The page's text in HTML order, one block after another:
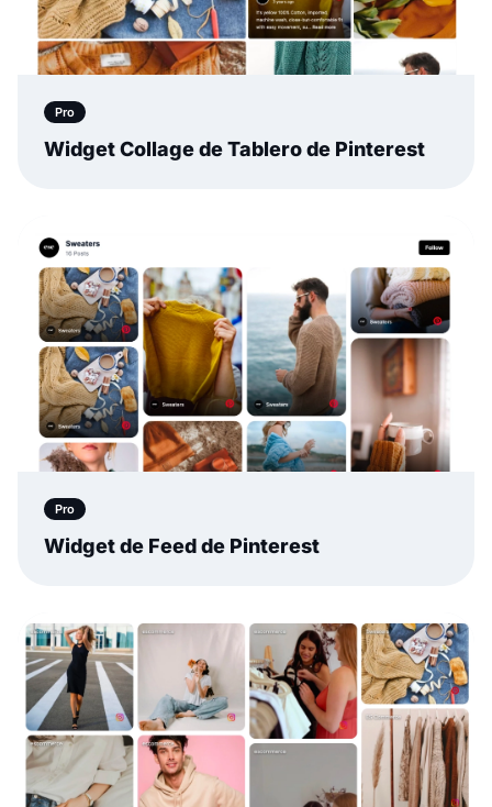
Pro
Widget Collage de Tablero de Pinterest
Pro
Widget de Feed de Pinterest